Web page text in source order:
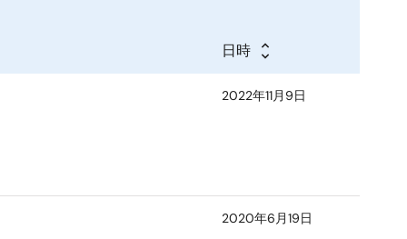
日時
2022年11月9日
2020年6月19日